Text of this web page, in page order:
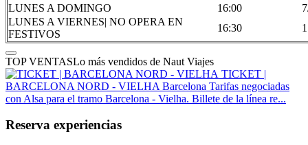
LUNES A DOMINGO 16:00
LUNES A VIERNES| NO OPERA EN
FESTIVOS
16:30
TOP VENTASLo más vendidos de Naut Viajes
TICKET |
BARCELONA NORD - VIELHA Barcelona Tarifas negociadas
con Alsa para el tramo Barcelona - Vielha. Billete de la línea re...
Reserva experiencias